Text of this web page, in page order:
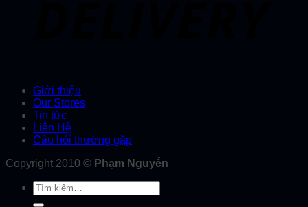
Giới thiệu
Our Stores
Tin tức
Liên Hệ
Câu hỏi thường gặp
Copyright 2010 © Phạm Nguyễn
Tìm
kiếm: